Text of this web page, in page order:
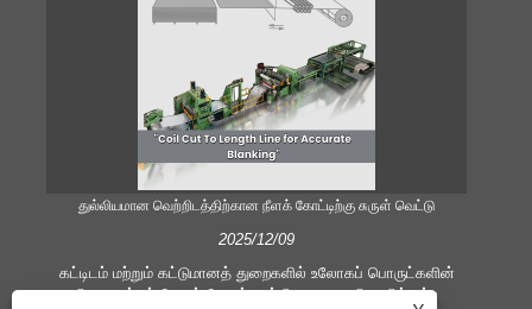
துல்லியமான வெற்றிடத்திற்கான நீளக் கோட்டிற்கு சுருள் வெட்டு
2025/12/09
கட்டிடம் மற்றும் கட்டுமானத் துறைகளில் உலோகப் பொருட்களின்
செயலாக்கம் மேலும் மேலும் முக்கியமானது. தொழில்நுட்ப